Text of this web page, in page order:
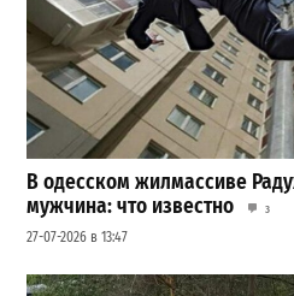
В одесском жилмассиве
мужчина: что известно
3
27-07-2026 в 13:47